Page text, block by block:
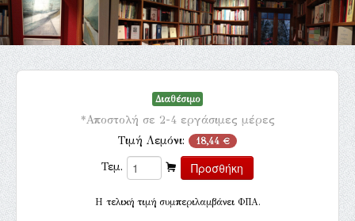
Εκδηλώσεις
Επικοινωνία
Διαθέσιμο
*Αποστολή σε 2-4 εργάσιμες μέρες
Τιμή Λεμόνι: 18,44 €
Τεμ.
H τελική τιμή συμπεριλαμβάνει ΦΠΑ.